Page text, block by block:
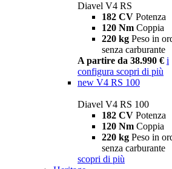
Diavel V4 RS
182 CV Potenza
120 Nm Coppia
220 kg Peso in
senza carburante
A partire da 38.990 € i
configura scopri di più
new V4 RS 100
Diavel V4 RS 100
182 CV Potenza
120 Nm Coppia
220 kg Peso in
senza carburante
scopri di più